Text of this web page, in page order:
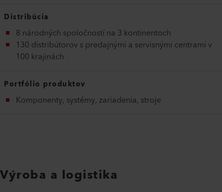
Distribúcia
8 národných spoločností na 3 kontinentoch
130 distribútorov s predajnými a servisnými centrami v
100 krajinách
Portfólio produktov
Komponenty, systémy, zariadenia, stroje
Výroba a logistika